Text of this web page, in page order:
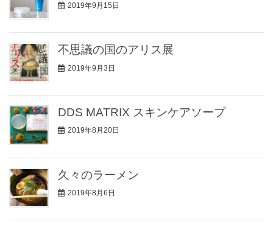
2019年9月15日
不思議の国のアリス展
2019年9月3日
DDS MATRIX スキンケアソープ
2019年8月20日
久々のラーメン
2019年8月6日